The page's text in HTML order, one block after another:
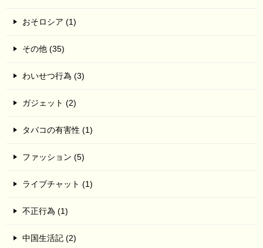
おそロシア (1)
その他 (35)
わいせつ行為 (3)
ガジェット (2)
タバコの有害性 (1)
ファッション (5)
ライブチャット (1)
不正行為 (1)
中国生活記 (2)